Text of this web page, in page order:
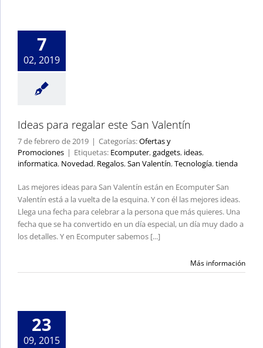
7
02, 2019
Ideas para regalar este San Valentín
7 de febrero de 2019 | Categorías:Ofertas y
Promociones | Etiquetas: Ecomputer,gadgets, ideas,
informatica, Novedad, Regalos,San Valentín,Tecnología,tienda
Las mejores ideas para San Valentín están en Ecomputer San
Valentín está a la vuelta de la esquina. Y con él las mejores ideas.
Llega una fecha para celebrar a la persona que más quieres. Una
fecha que se ha convertido en un día especial, un día muy dado a
los detalles. Y en Ecomputer sabemos [...]
Más información
23
09, 2015